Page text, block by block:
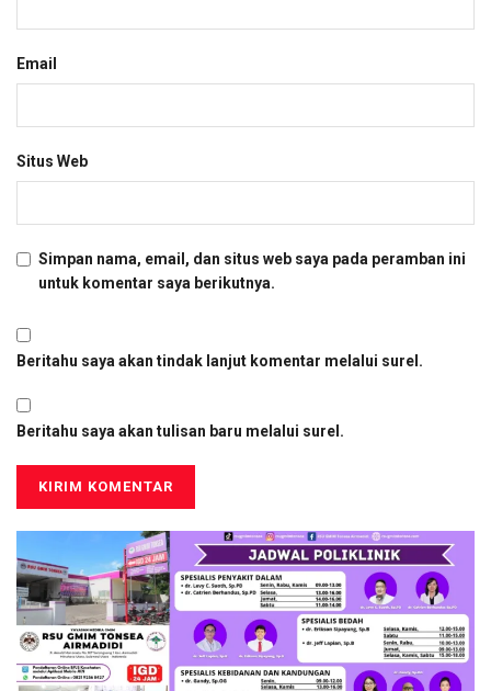
Email
Situs Web
Simpan nama, email, dan situs web saya pada peramban ini
untuk komentar saya berikutnya.
Beritahu saya akan tindak lanjut komentar melalui surel.
Beritahu saya akan tulisan baru melalui surel.